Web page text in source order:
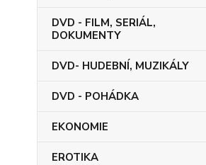
DVD - FILM, SERIÁL,
DOKUMENTY
DVD- HUDEBNÍ, MUZIKÁLY
DVD - POHÁDKA
EKONOMIE
EROTIKA